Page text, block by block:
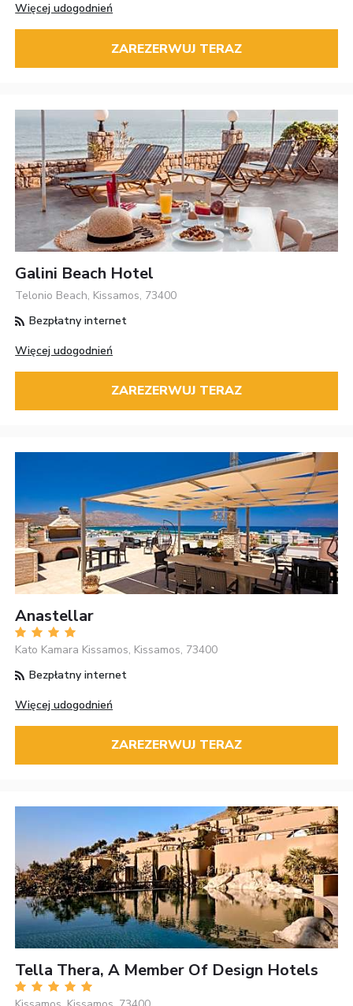
Więcej udogodnień
ZAREZERWUJ TERAZ
Galini Beach Hotel
Telonio Beach, Kissamos, 73400
Bezpłatny internet
Więcej udogodnień
ZAREZERWUJ TERAZ
Anastellar
Kato Kamara Kissamos, Kissamos, 73400
Bezpłatny internet
Więcej udogodnień
ZAREZERWUJ TERAZ
Tella Thera, A Member Of Design Hotels